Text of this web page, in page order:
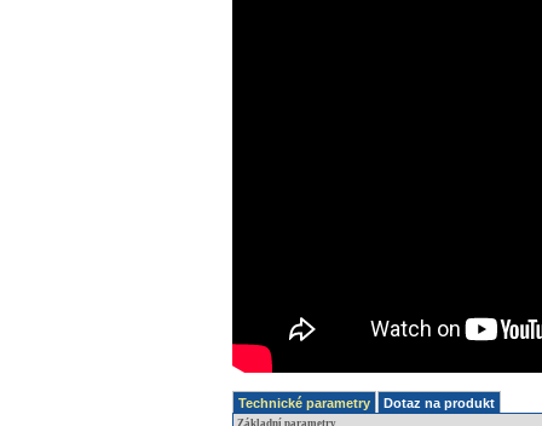
Technické parametry Dotaz na produkt
Základní parametry